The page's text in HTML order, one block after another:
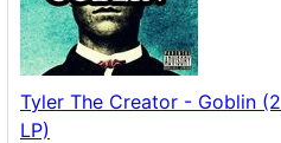
Tyler The Creator - Goblin (2
LP)